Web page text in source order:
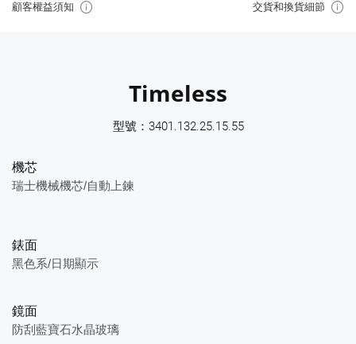
顧客權益須知 交貨和換貨細節
Timeless
型號：3401.132.25.15.55
機芯
瑞士機械機芯/自動上鍊
錶面
黑色系/日期顯示
鏡面
防刮藍寶石水晶玻璃